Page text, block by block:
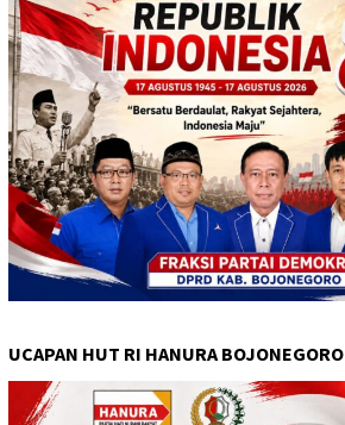
UCAPAN HUT RI HANURA BOJONEGORO